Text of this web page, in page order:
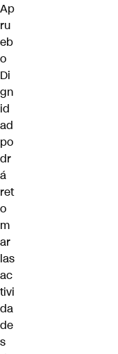
Ap
ru
eb
o
Di
gn
id
ad
po
dr
á
ret
o
m
ar
las
ac
tivi
da
de
s